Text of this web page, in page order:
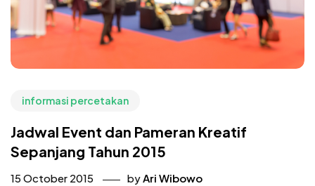
informasi percetakan
Jadwal Event dan Pameran Kreatif
Sepanjang Tahun 2015
15 October 2015 byAri Wibowo